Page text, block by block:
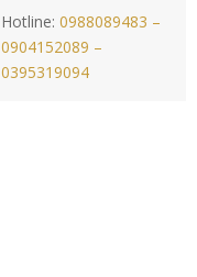
Hotline:0988089483 –
0904152089 –
0395319094